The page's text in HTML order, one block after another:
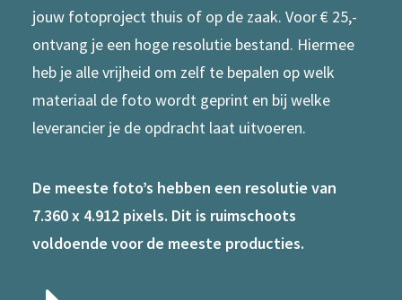
jouw fotoproject thuis of op de zaak. Voor € 25,-
ontvang je een hoge resolutie bestand. Hiermee
heb je alle vrijheid om zelf te bepalen op welk
materiaal de foto wordt geprint en bij welke
leverancier je de opdracht laat uitvoeren.
De meeste foto’s hebben een resolutie van
7.360 x 4.912 pixels. Dit is ruimschoots
voldoende voor de meeste producties.